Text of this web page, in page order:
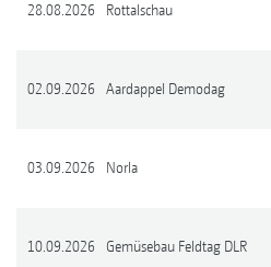
28.08.2026 Rottalschau
02.09.2026 Aardappel Demodag
03.09.2026 Norla
10.09.2026 Gemüsebau Feldtag DLR